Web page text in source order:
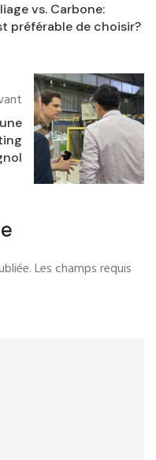
vs. Carbone:
préférable de choisir?
Les champs requis